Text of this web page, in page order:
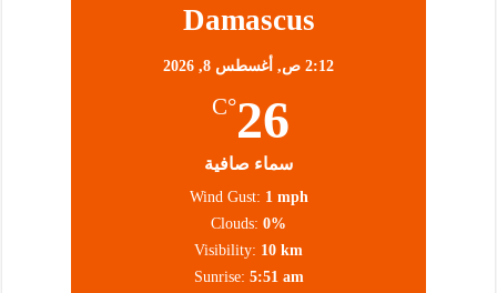
Damascus
2:12 ص, أغسطس 8, 2026
26
°C
سماء صافية
Wind Gust: 1 mph
Clouds: 0%
Visibility: 10 km
Sunrise: 5:51 am